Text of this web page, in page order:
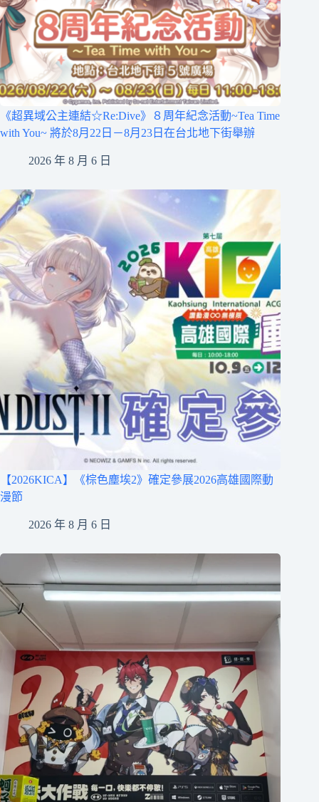
《超異域公主連結☆Re:Dive》８周年紀念活動~Tea Time
with You~ 將於8月22日－8月23日在台北地下街舉辦
2026 年 8 月 6 日
【2026KICA】《棕色塵埃2》確定參展2026高雄國際動
漫節
2026 年 8 月 6 日